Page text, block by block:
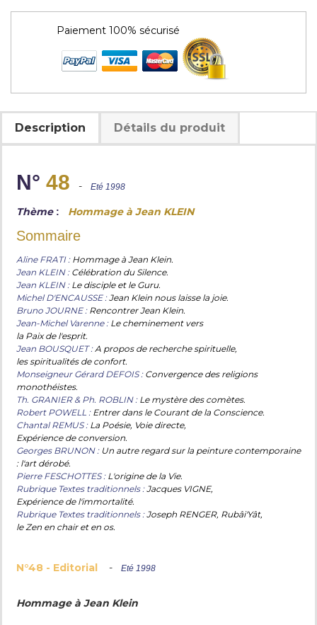
Paiement 100% sécurisé
Description Détails du produit
N° 48 - Eté 1998
Thème : Hommage à Jean KLEIN
Sommaire
Aline FRATI : Hommage à Jean Klein.
Jean KLEIN : Célébration du Silence.
Jean KLEIN : Le disciple et le Guru.
Michel D'ENCAUSSE : Jean Klein nous laisse la joie.
Bruno JOURNE : Rencontrer Jean Klein.
Jean-Michel Varenne : Le cheminement vers
la Paix de l'esprit.
Jean BOUSQUET : A propos de recherche spirituelle,
les spiritualités de confort.
Monseigneur Gérard DEFOIS : Convergence des religions
monothéistes.
Th. GRANIER & Ph. ROBLIN : Le mystère des comètes.
Robert POWELL : Entrer dans le Courant de la Conscience.
Chantal REMUS : La Poésie, Voie directe,
Expérience de conversion.
Georges BRUNON : Un autre regard sur la peinture contemporaine
: l'art dérobé.
Pierre FESCHOTTES : L'origine de la Vie.
Rubrique Textes traditionnels : Jacques VIGNE,
Expérience de l'immortalité.
Rubrique Textes traditionnels : Joseph RENGER, Rubâi'Yât,
le Zen en chair et en os.
N°48 - Editorial - Eté 1998
Hommage à Jean Klein